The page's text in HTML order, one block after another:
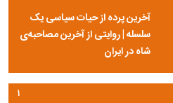
آخرین پرده از حیات سیاسی یک
سلسله | روایتی از آخرین مصاحبه‌ی
شاه در ایران
۱